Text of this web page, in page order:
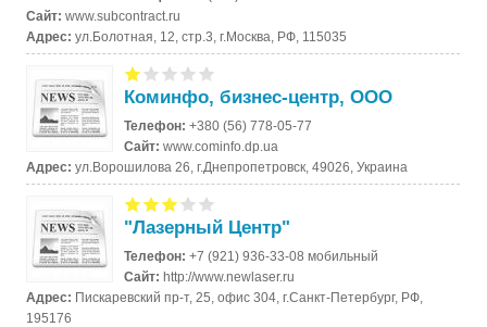
Сайт:www.subcontract.ru
Адрес:ул.Болотная, 12, стр.3, г.Москва, РФ, 115035
Коминфо, бизнес-центр, ООО
Телефон:+380 (56) 778-05-77
Сайт:www.cominfo.dp.ua
Адрес:ул.Ворошилова 26, г.Днепропетровск, 49026, Украина
"Лазерный Центр"
Телефон:+7 (921) 936-33-08 мобильный
Сайт:http://www.newlaser.ru
Адрес: Пискаревский пр-т, 25, офис 304, г.Санкт-Петербург, РФ,
195176